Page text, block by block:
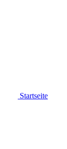
Startseite